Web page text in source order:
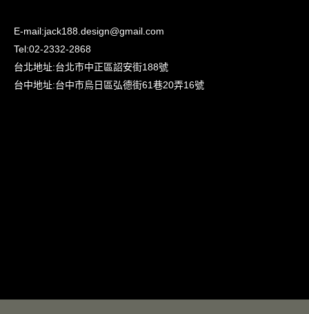
E-mail:jack188.design@gmail.com
Tel:02-2332-2868
台北地址:台北市中正區詔安街188號
台中地址:台中市烏日區弘德街61巷20弄16號